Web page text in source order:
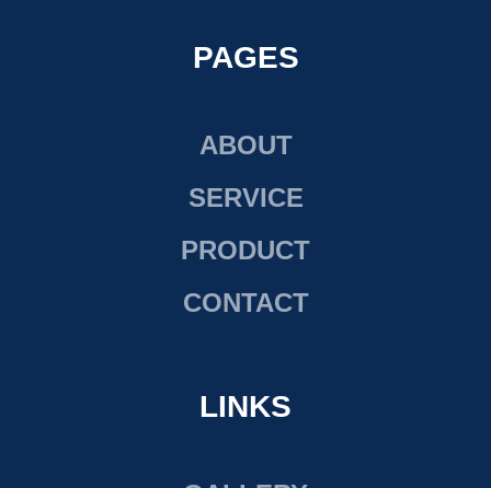
PAGES
ABOUT
SERVICE
PRODUCT
CONTACT
LINKS